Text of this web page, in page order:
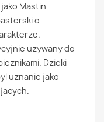
Mastin
o
uzywany do
Dzieki
uznanie jako